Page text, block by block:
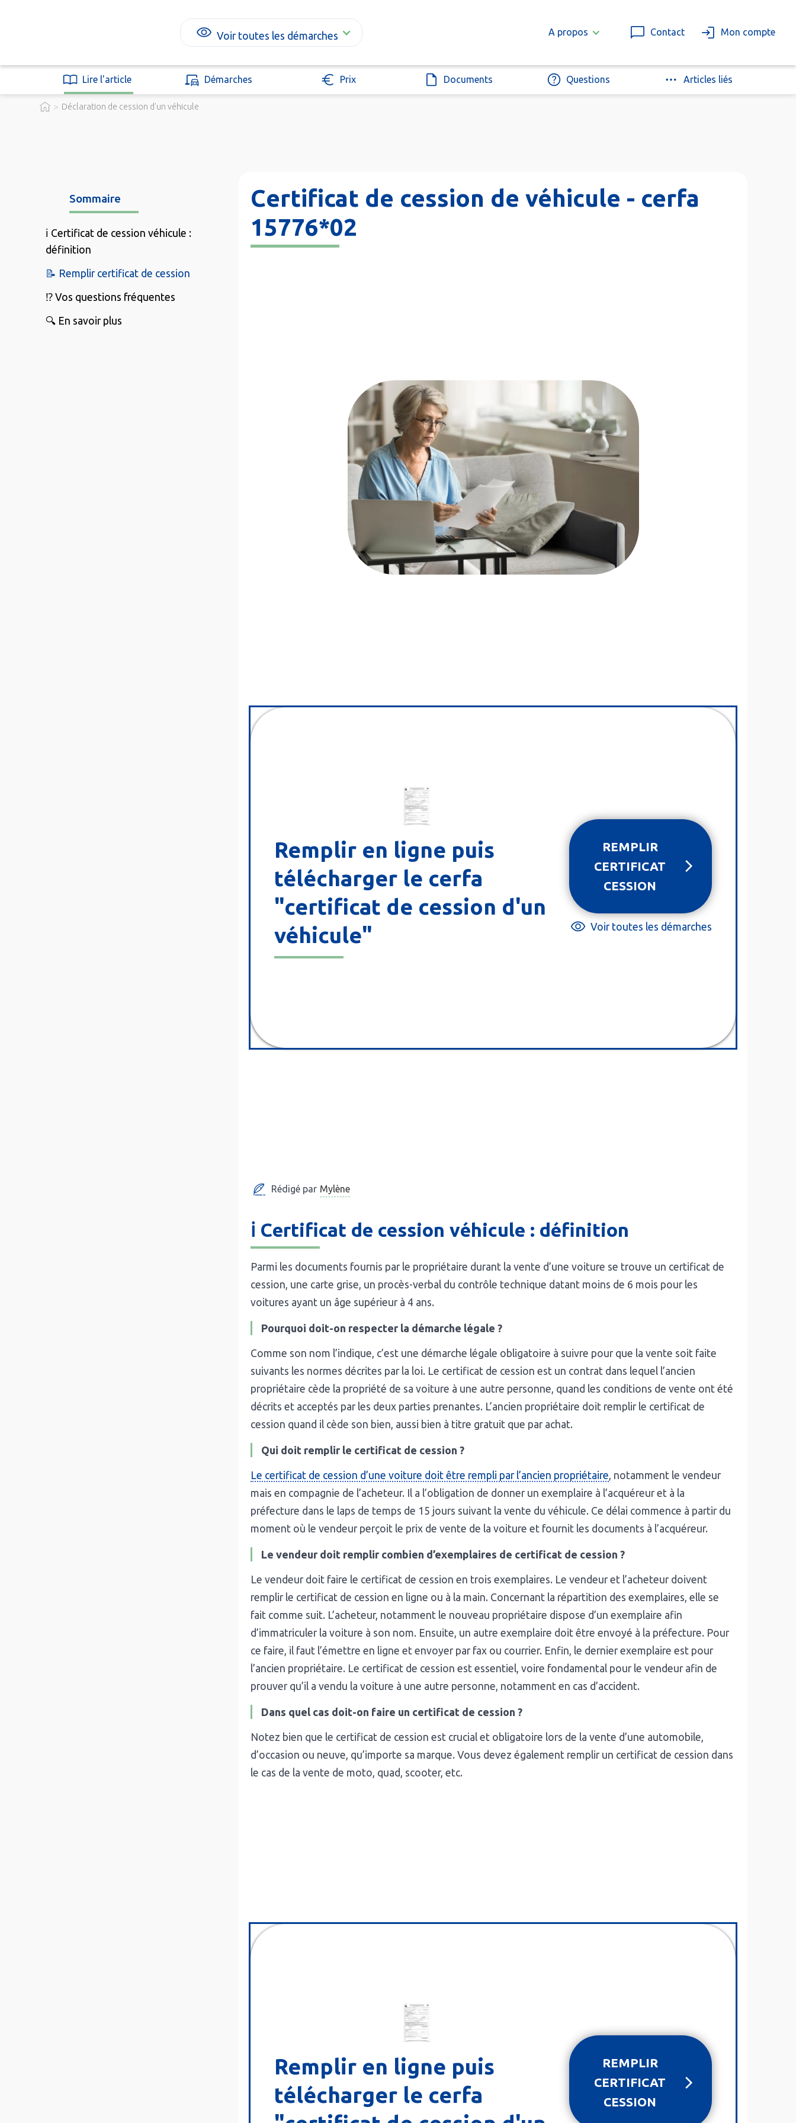
Voir toutes les démarches A propos Contact Mon compte
Lire l'article Démarches Prix Documents Questions Articles liés
> Déclaration de cession d'un véhicule
Sommaire
ℹ️ Certificat de cession véhicule :
définition
📝 Remplir certificat de cession
⁉️ Vos questions fréquentes
🔍 En savoir plus
Certificat de cession de véhicule - cerfa
15776*02
Remplir en ligne puis
télécharger le cerfa
"certificat de cession d'un
véhicule"
REMPLIR
CERTIFICAT
CESSION
Voir toutes les démarches
Rédigé par Mylène
ℹ️ Certificat de cession véhicule : définition
Parmi les documents fournis par le propriétaire durant la vente d’une voiture se trouve un certificat de
cession, une carte grise, un procès-verbal du contrôle technique datant moins de 6 mois pour les
voitures ayant un âge supérieur à 4 ans.
Pourquoi doit-on respecter la démarche légale ?
Comme son nom l’indique, c’est une démarche légale obligatoire à suivre pour que la vente soit faite
suivants les normes décrites par la loi. Le certificat de cession est un contrat dans lequel l’ancien
propriétaire cède la propriété de sa voiture à une autre personne, quand les conditions de vente ont été
décrits et acceptés par les deux parties prenantes. L’ancien propriétaire doit remplir le certificat de
cession quand il cède son bien, aussi bien à titre gratuit que par achat.
Qui doit remplir le certificat de cession ?
Le certificat de cession d’une voiture doit être rempli par l’ancien propriétaire , notamment le vendeur
mais en compagnie de l’acheteur. Il a l’obligation de donner un exemplaire à l’acquéreur et à la
préfecture dans le laps de temps de 15 jours suivant la vente du véhicule. Ce délai commence à partir du
moment où le vendeur perçoit le prix de vente de la voiture et fournit les documents à l’acquéreur.
Le vendeur doit remplir combien d’exemplaires de certificat de cession ?
Le vendeur doit faire le certificat de cession en trois exemplaires. Le vendeur et l’acheteur doivent
remplir le certificat de cession en ligne ou à la main. Concernant la répartition des exemplaires, elle se
fait comme suit. L’acheteur, notamment le nouveau propriétaire dispose d’un exemplaire afin
d’immatriculer la voiture à son nom. Ensuite, un autre exemplaire doit être envoyé à la préfecture. Pour
ce faire, il faut l’émettre en ligne et envoyer par fax ou courrier. Enfin, le dernier exemplaire est pour
l’ancien propriétaire. Le certificat de cession est essentiel, voire fondamental pour le vendeur afin de
prouver qu’il a vendu la voiture à une autre personne, notamment en cas d’accident.
Dans quel cas doit-on faire un certificat de cession ?
Notez bien que le certificat de cession est crucial et obligatoire lors de la vente d’une automobile,
d’occasion ou neuve, qu’importe sa marque. Vous devez également remplir un certificat de cession dans
le cas de la vente de moto, quad, scooter, etc.
Remplir en ligne puis
télécharger le cerfa
REMPLIR
CERTIFICAT
CESSION